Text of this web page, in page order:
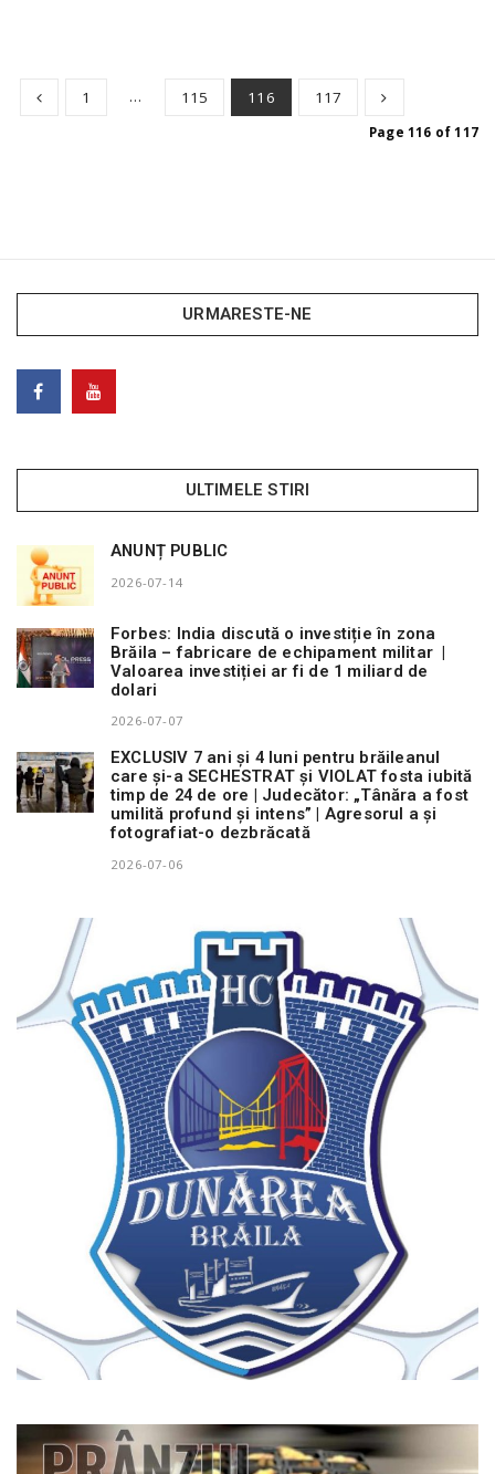
1 … 115 116 117
Page 116 of 117
URMARESTE-NE
ULTIMELE STIRI
ANUNȚ PUBLIC
2026-07-14
Forbes: India discută o investiție în zona
Brăila – fabricare de echipament militar |
Valoarea investiției ar fi de 1 miliard de
dolari
2026-07-07
EXCLUSIV 7 ani și 4 luni pentru brăileanul
care și-a SECHESTRAT și VIOLAT fosta iubită
timp de 24 de ore | Judecător: „Tânăra a fost
umilită profund și intens” | Agresorul a și
fotografiat-o dezbrăcată
2026-07-06